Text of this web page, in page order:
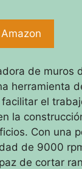
de muros
herramienta
el
la
Con una
de 9000
de cortar